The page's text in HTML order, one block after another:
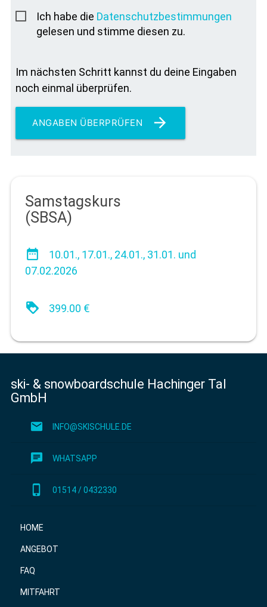
Ich habe die Datenschutzbestimmungen
gelesen und stimme diesen zu.
Im nächsten Schritt kannst du deine Eingaben
noch einmal überprüfen.
arrow_forward
ANGABEN ÜBERPRÜFEN
Samstagskurs
(SBSA)
date_range
10.01., 17.01., 24.01., 31.01. und
07.02.2026
loyalty 399.00 €
ski- & snowboardschule Hachinger Tal
GmbH
mail INFO@SKISCHULE.DE
chat WHATSAPP
phone_iphone 01514 / 0432330
HOME
ANGEBOT
FAQ
MITFAHRT